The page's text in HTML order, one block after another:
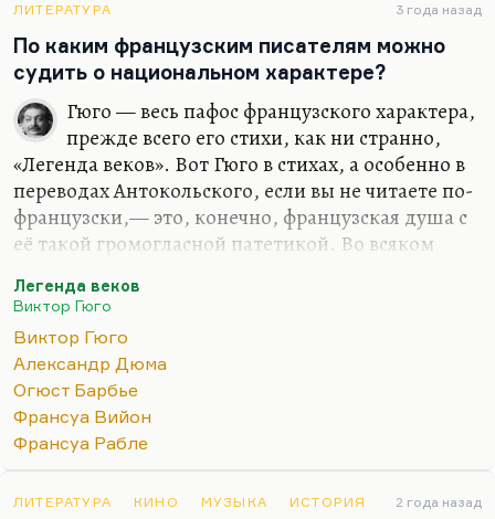
потрясающая совершенно тема с Генрихом
Наваррским — по-моему, самым очаровательным
героем Александра Дюма и вообще моим
любимым героем французской истории.
На втором месте — «Граф Монте-Кристо»,
прежде всего из-за темы мести, которая мне
интересна психологически. Трилогия о
мушкетерах? Мне всегда больше…
ЛИТЕРАТУРА 3 года назад
По каким французским писателям можно
судить о национальном характере?
Гюго — весь пафос французского характера,
прежде всего его стихи, как ни странно,
«Легенда веков». Вот Гюго в стихах, а особенно в
переводах Антокольского, если вы не читаете по-
французски,— это, конечно, французская душа с
её такой громогласной патетикой. Во всяком
чем, например, у Барбье (тоже, кстати, хорошего
поэта). Ну, помните:
Свобода — женщина с упругой, мощной грудью,
С загаром на щеке,
С горящим фитилем, приложенным к орудью,
В дымящейся руке.
Могучая жена.
Легенда веков
Виктор Гюго
Виктор Гюго
Александр Дюма
Огюст Барбье
Франсуа Вийон
Франсуа Рабле
ЛИТЕРАТУРА КИНО МУЗЫКА ИСТОРИЯ 2 года назад